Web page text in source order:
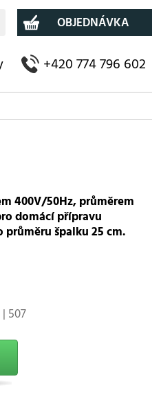
Můj účet OBJEDNÁVKA
+420 774 796 602
400V/50Hz, průměrem
domácí přípravu
špalku 25 cm.
507